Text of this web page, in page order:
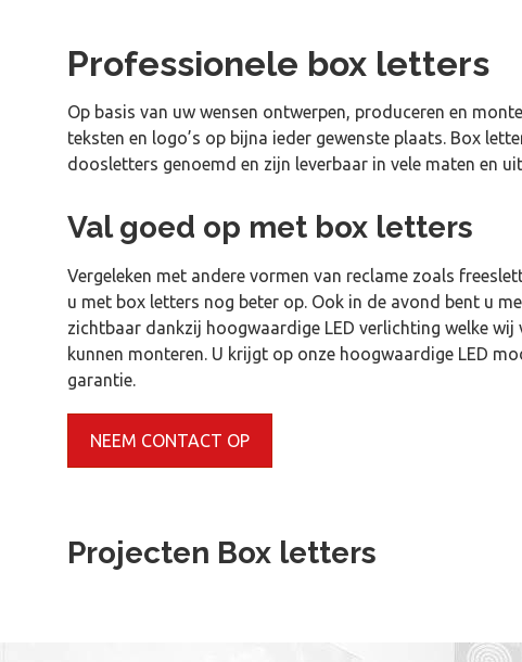
Professionele box letters
Op basis van uw wensen ontwerpen, produceren en
teksten en logo’s op bijna ieder gewenste plaats. Box
doosletters genoemd en zijn leverbaar in vele maten en
Val goed op met box letters
Vergeleken met andere vormen van reclame zoals
u met box letters nog beter op. Ook in de avond bent u
zichtbaar dankzij hoogwaardige LED verlichting welke
kunnen monteren. U krijgt op onze hoogwaardige LED
garantie.
NEEM CONTACT OP
Projecten Box letters